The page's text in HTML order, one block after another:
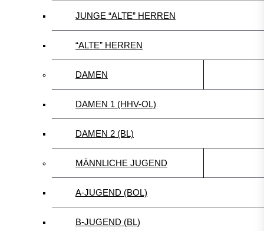
JUNGE “ALTE” HERREN
“ALTE” HERREN
DAMEN
DAMEN 1 (HHV-OL)
DAMEN 2 (BL)
MÄNNLICHE JUGEND
A-JUGEND (BOL)
B-JUGEND (BL)